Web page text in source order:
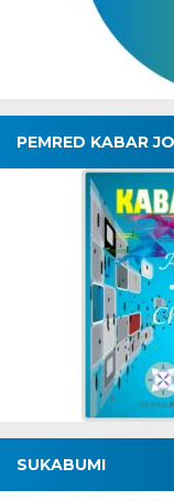
PEMRED KABAR
SUKABUMI